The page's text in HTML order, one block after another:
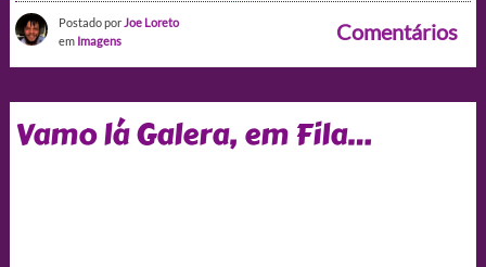
Postado por Joe Loreto
em Imagens Comentários
Vamo lá Galera, em Fila…